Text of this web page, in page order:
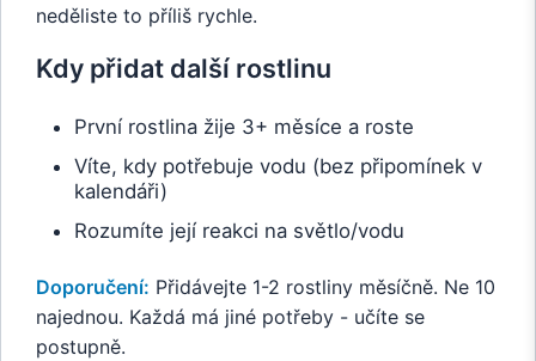
neděliste to příliš rychle.
Kdy přidat další rostlinu
První rostlina žije 3+ měsíce a roste
Víte, kdy potřebuje vodu (bez připomínek v
kalendáři)
Rozumíte její reakci na světlo/vodu
Doporučení: Přidávejte 1-2 rostliny měsíčně. Ne 10
najednou. Každá má jiné potřeby - učíte se
postupně.